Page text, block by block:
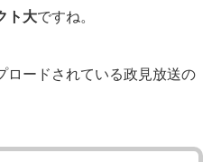
ト大ですね。
ロードされている政見放送の